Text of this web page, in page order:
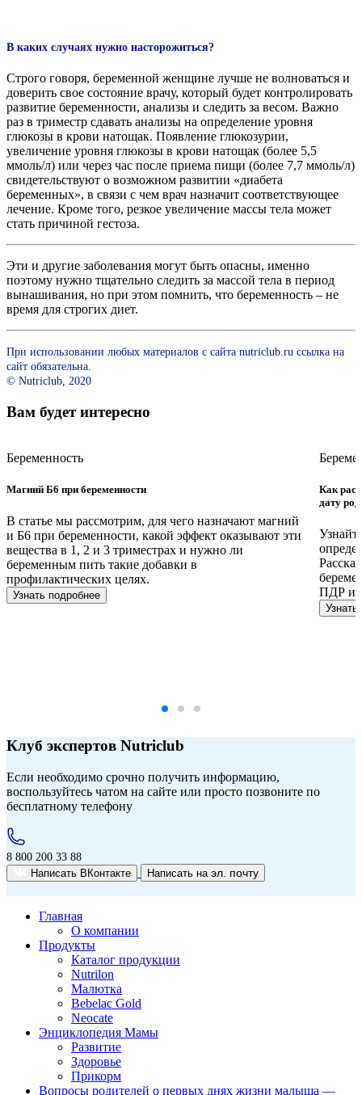
В каких случаях нужно насторожиться?
Строго говоря, беременной женщине лучше не волноваться и
доверить свое состояние врачу, который будет контролировать
развитие беременности, анализы и следить за весом. Важно
раз в триместр сдавать анализы на определение уровня
глюкозы в крови натощак. Появление глюкозурии,
увеличение уровня глюкозы в крови натощак (более 5,5
ммоль/л) или через час после приема пищи (более 7,7 ммоль/л)
свидетельствуют о возможном развитии «диабета
беременных», в связи с чем врач назначит соответствующее
лечение. Кроме того, резкое увеличение массы тела может
стать причиной гестоза.
Эти и другие заболевания могут быть опасны, именно
поэтому нужно тщательно следить за массой тела в период
вынашивания, но при этом помнить, что беременность – не
время для строгих диет.
При использовании любых материалов с сайта nutriclub.ru ссылка на
сайт обязательна.
© Nutriclub, 2020
Вам будет интересно
Беременность
Магний Б6 при беременности
В статье мы рассмотрим, для чего назначают магний
и Б6 при беременности, какой эффект оказывают эти
вещества в 1, 2 и 3 триместрах и нужно ли
беременным пить такие добавки в
профилактических целях.
Узнать подробнее
Как
дату
ПДР и
Узнать
Клуб экспертов Nutriclub
Если необходимо срочно получить информацию,
воспользуйтесь чатом на сайте или просто позвоните по
бесплатному телефону
8 800 200 33 88
Написать ВКонтакте
Написать на эл. почту
Главная
О компании
Продукты
Каталог продукции
Nutrilon
Малютка
Bebelac Gold
Neocate
Энциклопедия Мамы
Развитие
Здоровье
Прикорм
Вопросы родителей о первых днях жизни малыша —